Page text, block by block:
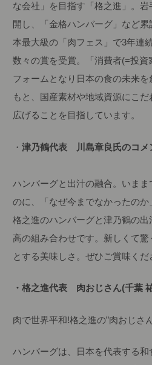
な会社」を目指す「格之進」。
開し、「金格ハンバーグ」など累
本最大級の「肉フェス」で3年連
数々の賞を受賞。「消費者(=投資
フォームとなり日本の食の未来
もと、国産素材や地域資源にこ
広げることを目指しています。
・津乃鶴代表 川島章良氏のコメ
ハンバーグと出汁の融合。いま
のに、「なぜ今までなかったのか
格之進のハンバーグと津乃鶴の
高の組み合わせです。新しくて
とする美味しさ。ぜひご賞味くだ
・格之進代表 肉おじさん(千葉
肉で世界平和!格之進の”肉おじさ
ハンバーグは、日本を代表する